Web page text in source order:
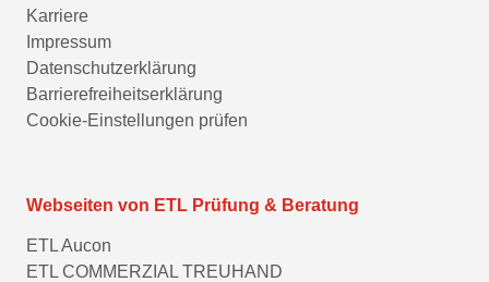
Karriere
Impressum
Datenschutzerklärung
Barrierefreiheitserklärung
Cookie-Einstellungen prüfen
Webseiten von ETL Prüfung & Beratung
ETL Aucon
ETL COMMERZIAL TREUHAND